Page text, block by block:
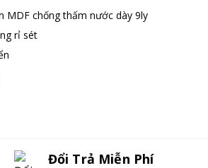
MDF chống thấm nước dày 9ly
rỉ sét
Đổi Trả Miễn Phí